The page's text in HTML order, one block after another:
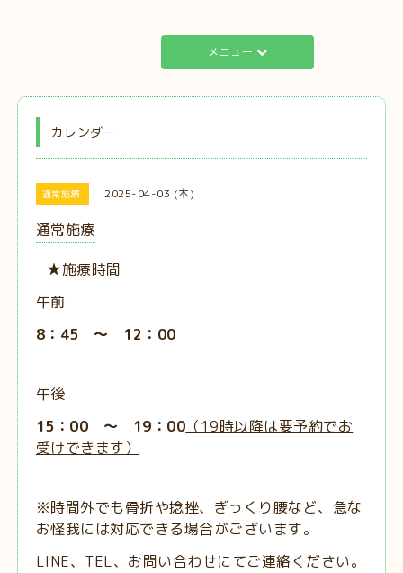
メニュー
カレンダー
通常施療 2025-04-03 (木)
通常施療
★施療時間
午前
8：45 ～ 12：00
午後
15：00 ～ 19：00 （19時以降は要予約でお
受けできます）
※時間外でも骨折や捻挫、ぎっくり腰など、急な
お怪我には対応できる場合がございます。
LINE、TEL、お問い合わせにてご連絡ください。